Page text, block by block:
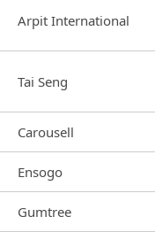
Arpit International
Tai Seng
Carousell
Ensogo
Gumtree